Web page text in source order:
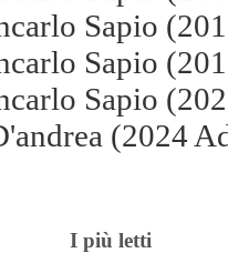
Sapio
Sapio
Sapio
(2024
I più letti